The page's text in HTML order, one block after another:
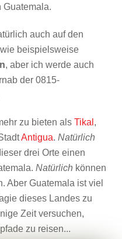
Guatemala.
auch auf den
beispielsweise
, aber ich werde auch
der 0815-
zu bieten alsTikal ,
Antigua.Natürlich
drei Orte einen
Natürlich können
Aber Guatemala ist viel
dieses Landes zu
Zeit versuchen,
zu reisen...